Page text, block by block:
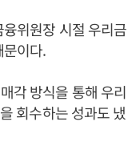
위원장 시절 우리금
이다.
각 방식을 통해 우리
회수하는 성과도 냈